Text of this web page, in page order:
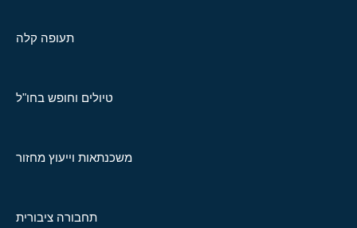
תעופה קלה
טיולים וחופש בחו"ל
משכנתאות וייעוץ מחזור
תחבורה ציבורית